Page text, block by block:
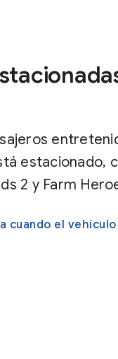
estacionado,
2 y Farm
cuando el